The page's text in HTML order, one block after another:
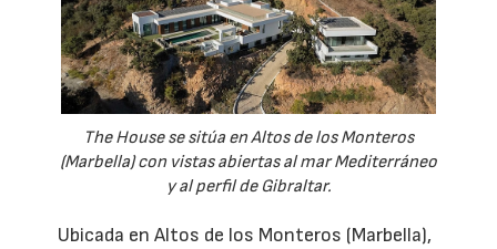
The House se sitúa en Altos de los Monteros
(Marbella) con vistas abiertas al mar Mediterráneo
y al perfil de Gibraltar.
Ubicada en Altos de los Monteros (Marbella),